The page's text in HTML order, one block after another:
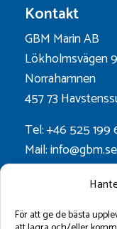
För att ge de bästa
Kontakt
GBM Marin AB
Lökholmsvägen 9
Norrahamnen
457 73
Tel: +46 525 199
Mail: info@gbm.se
Org.nr. 556052-